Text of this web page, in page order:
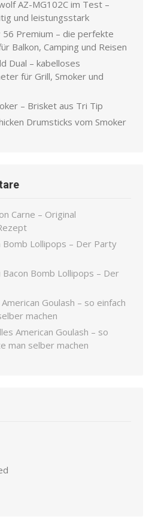
AZ-MG102C im Test –
und leistungsstark
56 Premium – die perfekte
Balkon, Camping und Reisen
Dual – kabelloses
für Grill, Smoker und
– Brisket aus Tri Tip
Drumsticks vom Smoker
Carne – Original
Bomb Lollipops – Der Party
Bacon Bomb Lollipops – Der
American Goulash – so einfach
machen
American Goulash – so
man selber machen